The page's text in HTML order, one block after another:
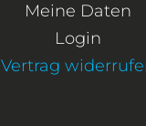
Meine Daten
Login
Vertrag